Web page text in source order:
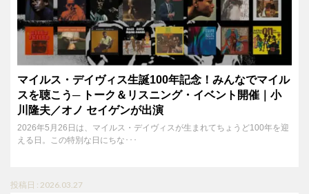
マイルス・デイヴィス生誕100年記念！みんなでマイル
スを聴こう─ トーク＆リスニング・イベント開催｜小
川隆夫／オノ セイゲンが出演
2026年5月26日は、マイルス・デイヴィスが生まれてちょうど100年を迎
える日。この特別な日にちな･･･
投稿日 : 2026.03.27